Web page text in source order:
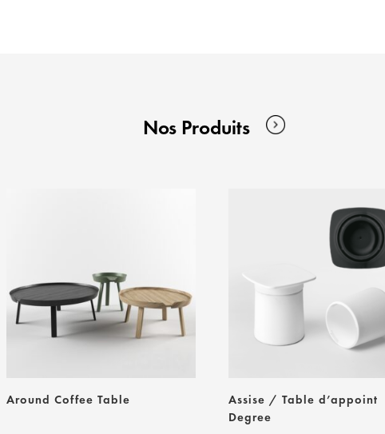
Nos Produits
Around Coffee Table
Assise / Table d’appoint
Degree